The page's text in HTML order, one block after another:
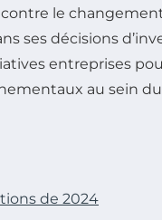
le
ses décisions
entreprises
au sein
de 2024